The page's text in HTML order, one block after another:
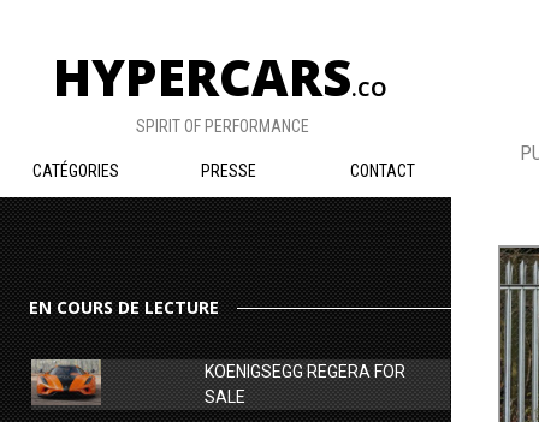
HYPERCARS.CO
SPIRIT OF PERFORMANCE
CATÉGORIES PRESSE CONTACT
EN COURS DE LECTURE
KOENIGSEGG REGERA FOR
SALE